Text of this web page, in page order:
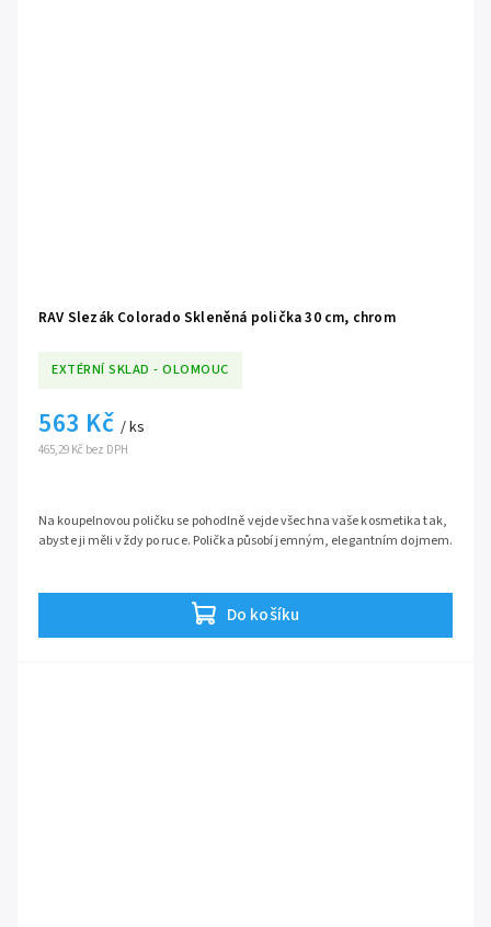
RAV Slezák Colorado Skleněná polička 30 cm, chrom
EXTÉRNÍ SKLAD - OLOMOUC
465,29 Kč bez DPH
563 Kč / ks
Do košíku
Na koupelnovou poličku se pohodlně vejde všechna vaše kosmetika tak,
abyste ji měli vždy po ruce. Polička působí jemným, elegantním dojmem.